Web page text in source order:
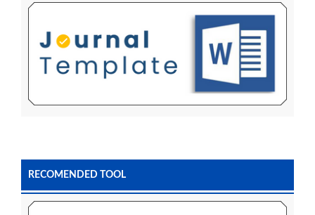
RECOMENDED TOOL